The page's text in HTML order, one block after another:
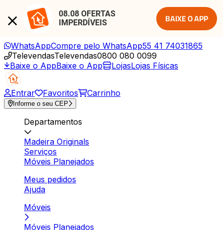
08.08 OFERTAS
IMPERDÍVEIS
BAIXE O APP
WhatsAppCompre pelo WhatsApp55 41 74031865
TelevendasTelevendas0800 080 0099
Baixe o AppBaixe o App LojasLojas Físicas
Entrar Favoritos Carrinho
Informe o seu CEP
Departamentos
Madeira Originals
Serviços
Móveis Planejados
Meus pedidos
Ajuda
Móveis
Móveis Planejados